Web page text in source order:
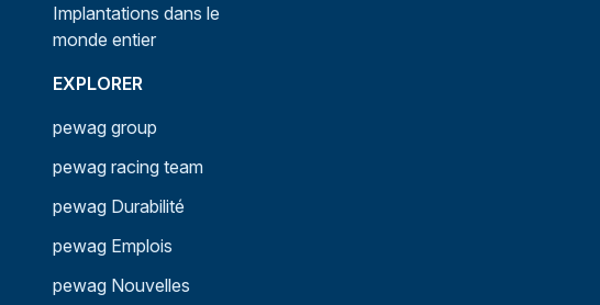
Implantations dans le
monde entier
EXPLORER
pewag group
pewag racing team
pewag Durabilité
pewag Emplois
pewag Nouvelles